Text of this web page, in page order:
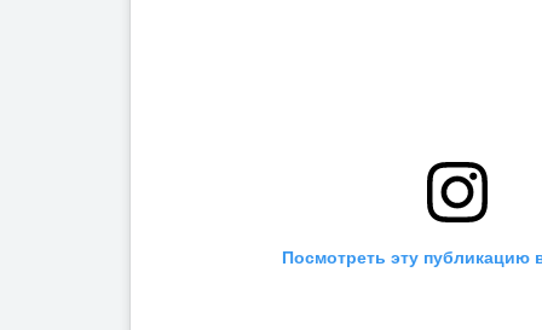
Посмотреть эту публикацию